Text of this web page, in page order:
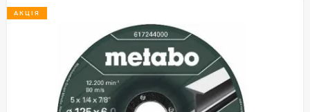
АКЦІЯ